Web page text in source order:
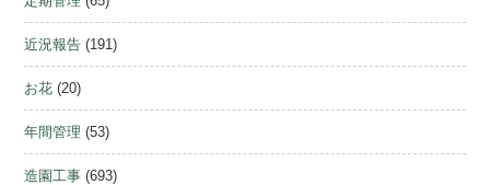
近況報告 (191)
お花 (20)
年間管理 (53)
造園工事 (693)